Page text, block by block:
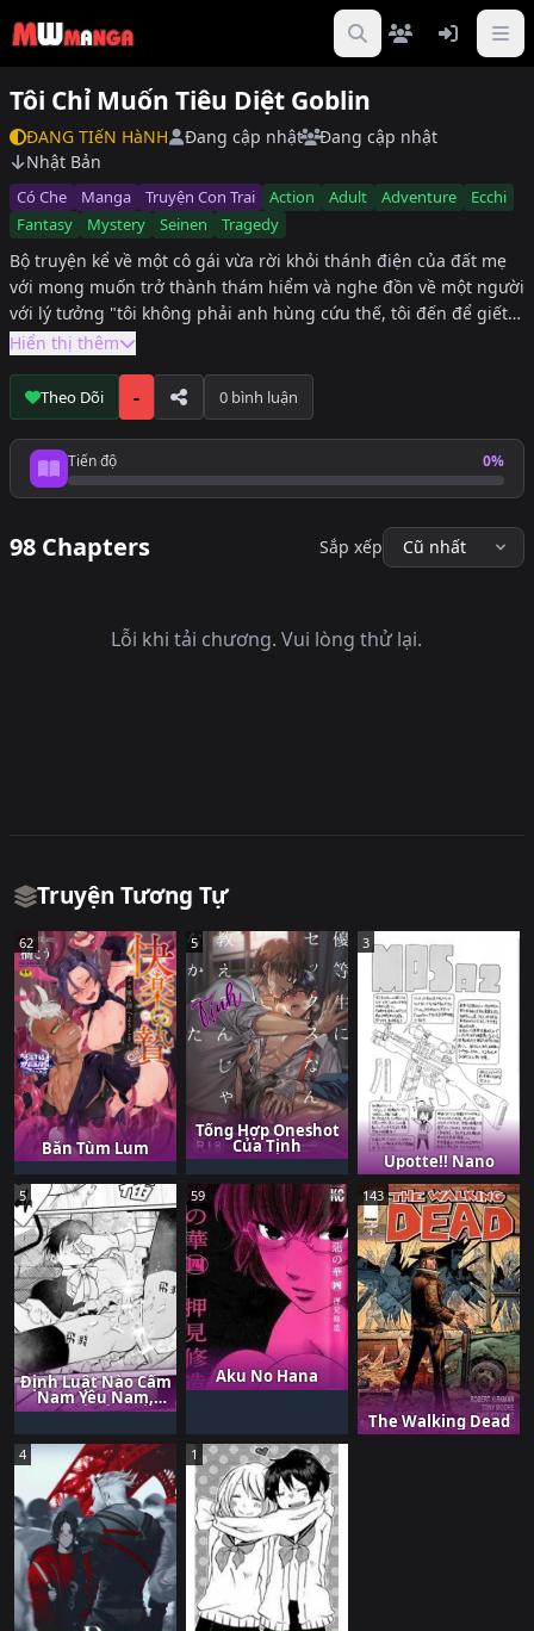
Tôi Chỉ Muốn Tiêu Diệt Goblin
ĐANG TIếN HàNH Đang cập nhật
Đang cập nhật
Nhật Bản
Có Che Manga Truyện Con Trai Action Adult Adventure
Ecchi
Fantasy
Mystery Seinen Tragedy
Bộ truyện kể về một cô gái vừa rời khỏi thánh điện của đất mẹ
với mong muốn trở thành thám hiểm và nghe đồn về một người
với lý tưởng "tôi không phải anh hùng cứu thế, tôi đến để giết
lũ goblin". cô đã vô tình được người đó giúp đỡ và quyết định
Hiển thị thêm
Theo Dõi - 0 bình luận
Tiến độ 0%
Tiến độ đọc
98 Chapters Sắp xếp
Lỗi khi tải chương. Vui lòng thử lại.
Truyện Tương Tự
62
Bắn Tùm Lum
5
Tổng Hợp Oneshot
Của Tịnh
3
Upotte!! Nano
5
Định Luật Nào Cấm
Nam Yêu Nam,
Định Lý Nào Cấm
Mở Cái Phiên Tòa
Xét Xử, Xét Xử Cái
Tội Anh Cướp Trái
Tim Em
59
Aku No Hana
143
The Walking Dead
4 1